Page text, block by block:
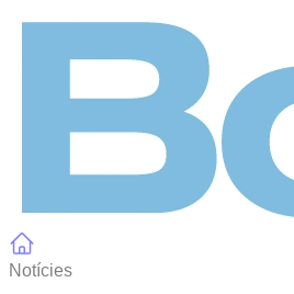
Notícies